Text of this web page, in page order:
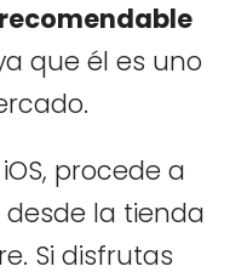
recomendable
que él es uno
procede a
la tienda
Si disfrutas